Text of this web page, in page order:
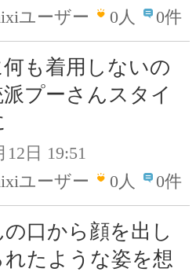
ユーザー
0人 0件
も着用しないの
プーさんスタイ
12日 19:51
ユーザー
0人 0件
口から顔を出し
たような姿を想